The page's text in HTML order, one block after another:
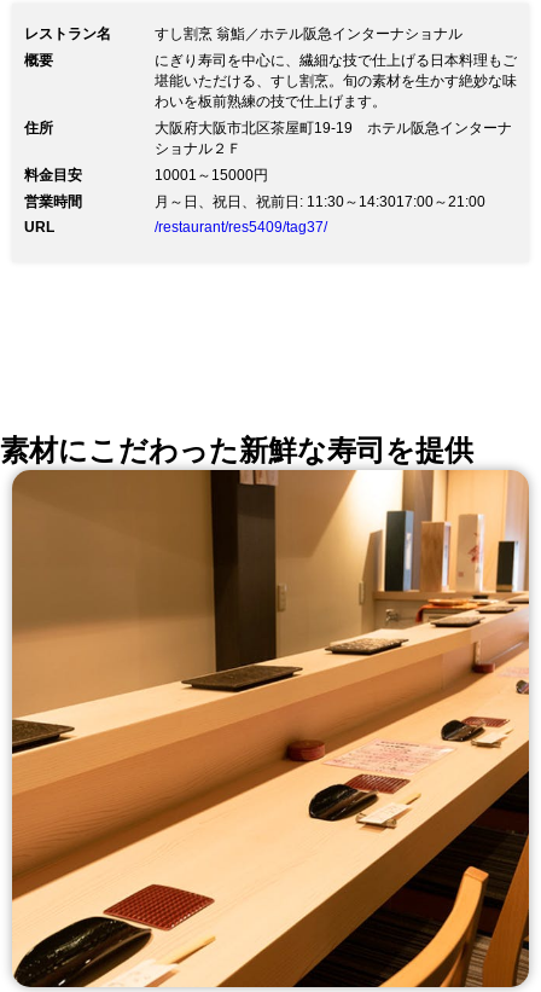
レストラン名
すし割烹 翁鮨／ホテル阪急インターナショナル
概要
にぎり寿司を中心に、繊細な技で仕上げる日本料理もご
堪能いただける、すし割烹。旬の素材を生かす絶妙な味
わいを板前熟練の技で仕上げます。
住所
大阪府大阪市北区茶屋町19-19 ホテル阪急インターナ
ショナル２Ｆ
料金目安
10001～15000円
営業時間
月～日、祝日、祝前日: 11:30～14:3017:00～21:00
URL
/restaurant/res5409/tag37/
素材にこだわった新鮮な寿司を提供